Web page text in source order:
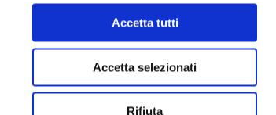
Accetta tutti
Accetta selezionati
Rifiuta
SCUOLA DI FORMAZIONE
TOOL
SERVIZI
NEWS
CHI SIAMO
CONTATTI